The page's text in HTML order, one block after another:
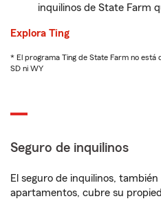
inquilinos de State Farm
Explora Ting
* El programa Ting de State Farm no está
SD ni WY
Seguro de inquilinos
El seguro de inquilinos,
apartamentos, cubre su